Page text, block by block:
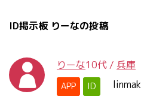
ID掲示板 りーなの投稿
りーな10代 / 兵庫
APP ID